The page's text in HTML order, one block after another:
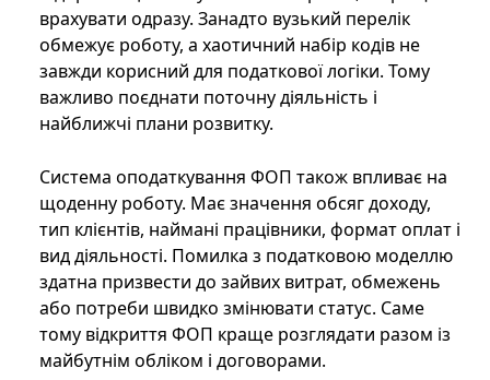
врахувати одразу. Занадто вузький перелік
обмежує роботу, а хаотичний набір кодів не
завжди корисний для податкової логіки. Тому
важливо поєднати поточну діяльність і
найближчі плани розвитку.
Система оподаткування ФОП також впливає на
щоденну роботу. Має значення обсяг доходу,
тип клієнтів, наймані працівники, формат оплат і
вид діяльності. Помилка з податковою моделлю
здатна призвести до зайвих витрат, обмежень
або потреби швидко змінювати статус. Саме
тому відкриття ФОП краще розглядати разом із
майбутнім обліком і договорами.